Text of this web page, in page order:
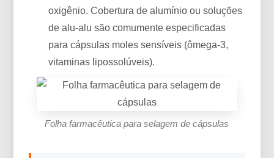
oxigênio. Cobertura de alumínio ou soluções
de alu-alu são comumente especificadas
para cápsulas moles sensíveis (ômega-3,
vitaminas lipossolúveis).
Folha farmacêutica para selagem de cápsulas